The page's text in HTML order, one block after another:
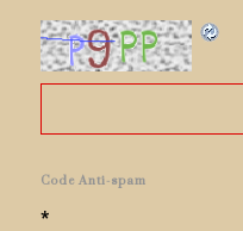
Code Anti-spam
*